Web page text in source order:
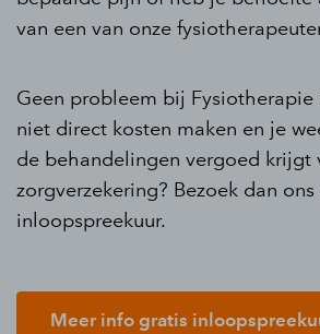
van een van onze
Geen probleem bij Fysiotherapie
niet direct kosten maken en je
de behandelingen vergoed krijgt
zorgverzekering? Bezoek dan
inloopspreekuur.
Meer info gratis